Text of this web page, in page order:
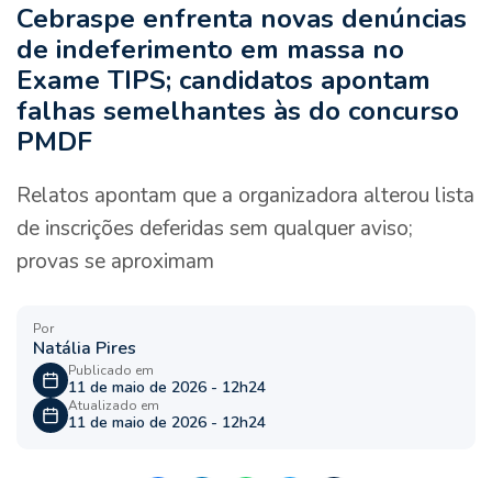
Cebraspe enfrenta novas denúncias
de indeferimento em massa no
Exame TIPS; candidatos apontam
falhas semelhantes às do concurso
PMDF
Relatos apontam que a organizadora alterou lista
de inscrições deferidas sem qualquer aviso;
provas se aproximam
Por
Natália Pires
Publicado em
11 de maio de 2026 - 12h24
Atualizado em
11 de maio de 2026 - 12h24